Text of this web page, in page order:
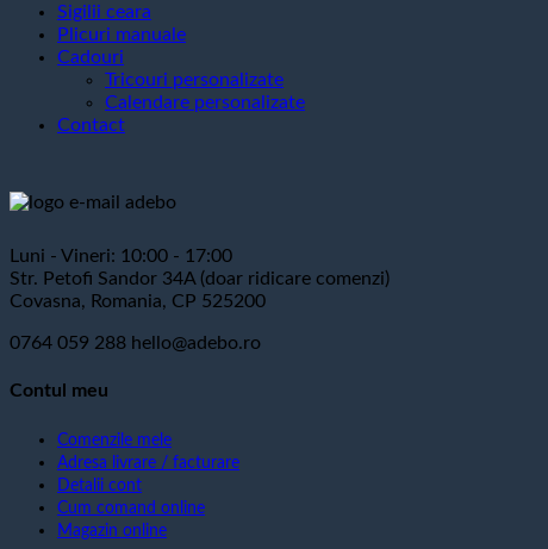
Sigilii ceara
Plicuri manuale
Cadouri
Tricouri personalizate
Calendare personalizate
Contact
Luni - Vineri: 10:00 - 17:00
Str. Petofi Sandor 34A (doar ridicare comenzi)
Covasna, Romania, CP 525200
0764 059 288 hello@adebo.ro
Contul meu
Comenzile mele
Adresa livrare / facturare
Detalii cont
Cum comand online
Magazin online